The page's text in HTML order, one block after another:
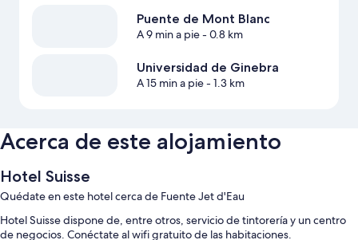
Puente de Mont Blanc
A 9 min a pie- 0.8 km
Universidad de Ginebra
A 15 min a pie- 1.3 km
Acerca de este alojamiento
Hotel Suisse
Quédate en este hotel cerca de Fuente Jet d'Eau
Hotel Suisse dispone de, entre otros, servicio de tintorería y un centro
de negocios. Conéctate al wifi gratuito de las habitaciones.